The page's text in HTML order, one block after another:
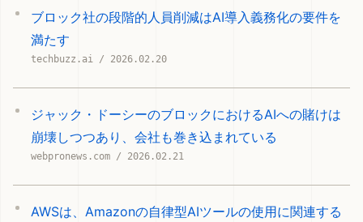
ブロック社の段階的人員削減はAI導入義務化の要件を
満たす
techbuzz.ai / 2026.02.20
ジャック・ドーシーのブロックにおけるAIへの賭けは
崩壊しつつあり、会社も巻き込まれている
webpronews.com / 2026.02.21
AWSは、Amazonの自律型AIツールの使用に関連する